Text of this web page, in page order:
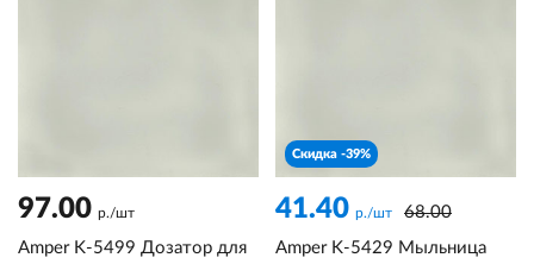
97.00 р./шт
Amper K-5499 Дозатор для
Скидка -39%
41.40 р./шт
68.00
Amper K-5429 Мыльница